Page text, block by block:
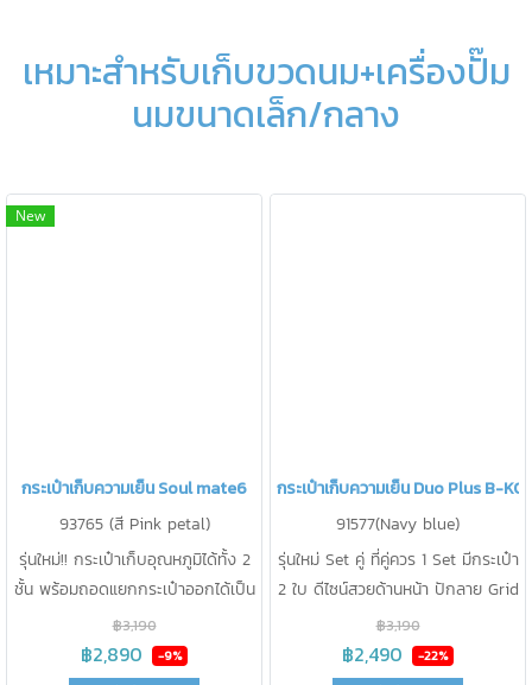
เหมาะสำหรับเก็บขวดนม+เครื่องปั๊ม
นมขนาดเล็ก/กลาง
New
กระเป๋าเก็บความเย็น Soul mate6
93765 (สี Pink petal)
รุ่นใหม่!! กระเป๋าเก็บอุณหภูมิได้ทั้ง 2
ชั้น พร้อมถอดแยกกระเป๋าออกได้เป็น
2 ใบ ถือ/ สะพายหลัง/สะพาย ข้างได้
เก็บความเย็น < 15 องศา นาน 25
ชม. สูงสุดในท้องตลาด
฿3,190
฿2,890 -9%
กระเป๋าเก็บความเย็น Duo Plus B-
91577(Navy blue)
รุ่นใหม่ Set คู่ ที่คู่ควร 1 Set มีกระเป๋า
2 ใบ ดีไซน์สวยด้านหน้า ปักลาย Grid
ผลิตด้วยผ้านุ่มลื่น น่า สัมผัส ใส่
เครื่องปั๊ม+Notebook+Cooler Bag
ได้ในใบเดียว เก็บความเย็น
฿3,190
฿2,490 -22%